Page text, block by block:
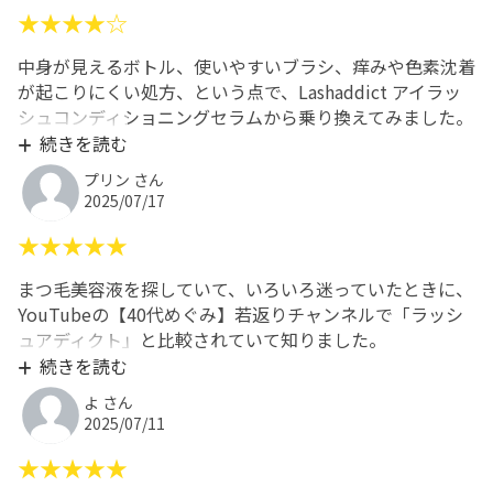
★★★★☆
中身が見えるボトル、使いやすいブラシ、痒みや色素沈着
が起こりにくい処方、という点で、Lashaddict アイラッ
シュコンディショニングセラムから乗り換えてみました。
まだ買ったばかりなので効果は未知数なので★4つです。
最初にLashaddictを使い始めた時は、かなり痒みがあり
ましたが、これは全くありません。日本製というのも惹か
れます。ブラシが無駄に長くないので、狙ったところに塗
りやすいのも、気に入っています。美容液が見えるので、
うだろうなと思います。
続きを読む
プリン さん
2025/07/17
★★★★★
まつ毛美容液を探していて、いろいろ迷っていたときに、
YouTubeの【40代めぐみ】若返りチャンネルで「ラッシ
ュアディクト」と比較されていて知りました。
動画を見て、「これだ!」と思い、いつも利用しているこ
ちらのショップで売っていたので購入してみました。
本当に優しい使い心地。肌が弱い私でも使えたのが嬉しい
ポイントです。まつ毛にハリが出てきました!
続きを読む
よ さん
2025/07/11
★★★★★